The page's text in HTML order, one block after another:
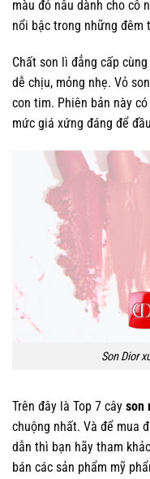
màu đỏ nâu dành cho cô
nổi bậc trong những đêm
Chất son lì đẳng cấp
dễ chịu, mỏng nhẹ. Vỏ
con tim. Phiên bản này
mức giá xứng đáng để
Son Dior
Trên đây là Top 7 cây son
chuộng nhất. Và để mua
dẫn thì bạn hãy tham
bán các sản phẩm mỹ